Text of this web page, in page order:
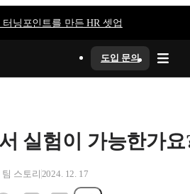
닝포인트를 만든 HR 셋업
도입 문의
실험이 가능한가요
팀 스토리 2024. 12. 17